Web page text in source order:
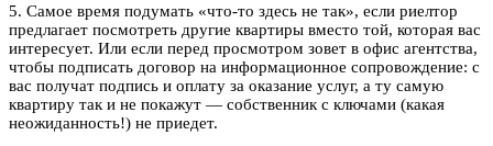
5. Самое время подумать «что-то здесь не так», если риелтор
предлагает посмотреть другие квартиры вместо той, которая вас
интересует. Или если перед просмотром зовет в офис агентства,
чтобы подписать договор на информационное сопровождение: с
вас получат подпись и оплату за оказание услуг, а ту самую
квартиру так и не покажут — собственник с ключами (какая
неожиданность!) не приедет.